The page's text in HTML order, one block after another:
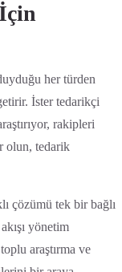
her türden
İster tedarikçi
rakipleri
olun, tedarik
çözümü tek bir bağlı
yönetim
araştırma ve